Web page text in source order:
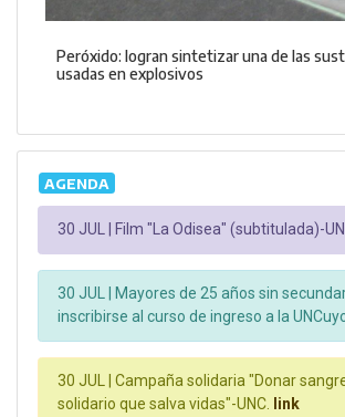
Peróxido: logran sintetizar una de las
usadas en explosivos
AGENDA
30 JUL | Film "La Odisea" (subtitulada)-
30 JUL |
Mayores de 25 años sin
inscribirse al curso de ingreso a la
30 JUL | Campaña solidaria "Donar
solidario que salva vidas"-UNC. link